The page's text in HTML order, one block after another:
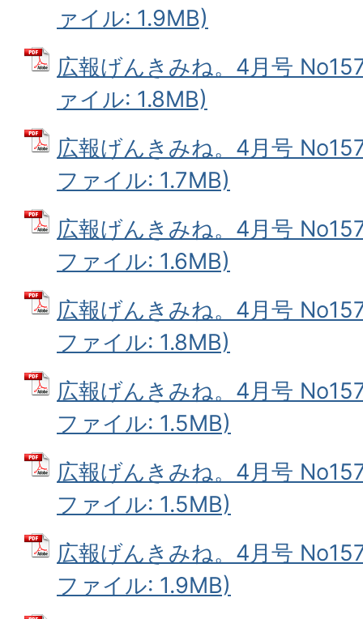
ァイル: 1.9MB)
広報げんきみね。4月号
ァイル: 1.8MB)
広報げんきみね。4月号
ファイル: 1.7MB)
広報げんきみね。4月号
ファイル: 1.6MB)
広報げんきみね。4月号
ファイル: 1.8MB)
広報げんきみね。4月号
ファイル: 1.5MB)
広報げんきみね。4月号
ファイル: 1.5MB)
広報げんきみね。4月号
ファイル: 1.9MB)